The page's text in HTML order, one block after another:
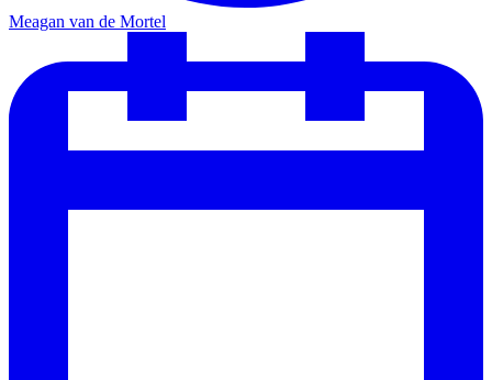
Meagan van de Mortel